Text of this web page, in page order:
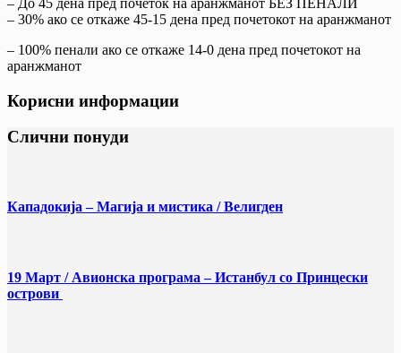
– 30% ако се откаже 45-15 дена пред почетокот на аранжманот
– 100% пенали ако се откаже 14-0 дена пред почетокот на
аранжманот
Корисни информации
Слични понуди
Кападокија – Магија и мистика / Велигден
19 Март / Aвионска програма – Истанбул со Принцески
острови